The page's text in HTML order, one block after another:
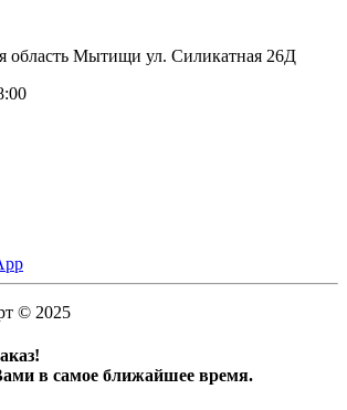
область Мытищи ул. Силикатная 26Д
© 2025
в самое ближайшее время.